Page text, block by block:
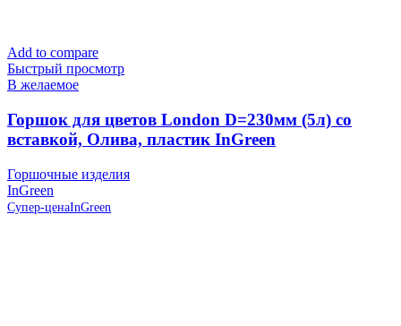
Add to compare
Быстрый просмотр
В желаемое
Горшок для цветов London D=230мм (5л) со
вставкой, Олива, пластик InGreen
Горшочные изделия
InGreen
Супер-ценаInGreen